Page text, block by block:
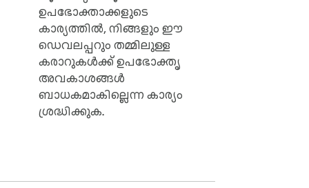
ഉപഭോക്താക്കളുടെ
കാര്യത്തിൽ, നിങ്ങളും ഈ
ഡെവലപ്പറും തമ്മിലുള്ള
കരാറുകൾക്ക് ഉപഭോക്തൃ
അവകാശങ്ങൾ
ബാധകമാകില്ലെന്ന കാര്യം
ശ്രദ്ധിക്കുക.